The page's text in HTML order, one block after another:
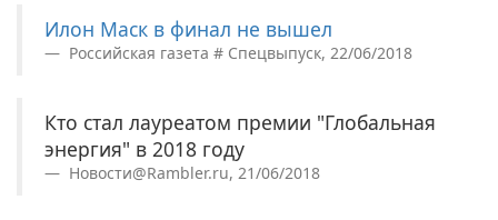
Илон Маск в финал не вышел
Российская газета # Спецвыпуск, 22/06/2018
Кто стал лауреатом премии "Глобальная
энергия" в 2018 году
Новости@Rambler.ru, 21/06/2018